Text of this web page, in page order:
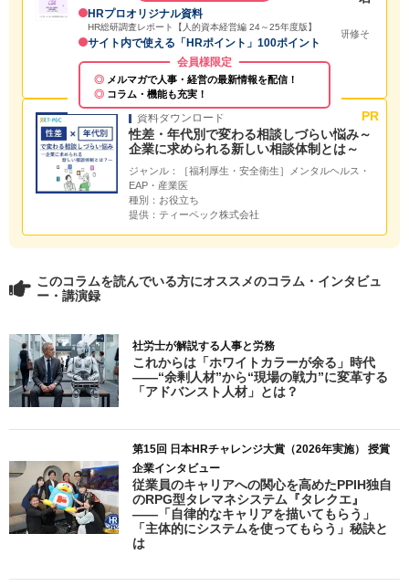
手が辞めない育成とは～
ジャンル： ［人材育成・研修全般］人材育成・研修そ
の他
種別：お役立ち
提供： 株式会社ベネッセコーポレーション
資料ダウンロード
性差・年代別で変わる相談しづらい悩み～
企業に求められる新しい相談体制とは～
ジャンル：
［福利厚生・安全衛生］メンタルヘルス・
EAP・産業医
種別： お役立ち
提供： ティーペック株式会社
このコラムを読んでいる方にオススメのコラム・インタビュ
ー・講演録
社労士が解説する人事と労務
これからは「ホワイトカラーが余る」時代
――“余剰人材”から“現場の戦力”に変革する
「アドバンスト人材」とは？
第15回 日本HRチャレンジ大賞（2026年実施） 授賞
企業インタビュー
従業員のキャリアへの関心を高めたPPIH独自
のRPG型タレマネシステム『タレクエ』
――「自律的なキャリアを描いてもらう」
「主体的にシステムを使ってもらう」秘訣と
は
HRプロオリジナル資料
HR総研調査レポート【人的資本経営編 24～25年度版】
サイト内で使える「HRポイント」100ポイント
会員様限定
メルマガで人事・経営の最新情報を配信！
コラム・機能も充実！